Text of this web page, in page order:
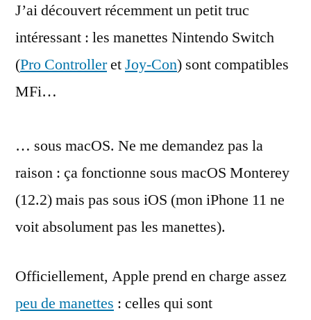
Nintendo
compatibles
MFi
J’ai découvert récemment un petit truc
intéressant : les manettes Nintendo Switch
(Pro ControlleretJoy-Con) sont compatibles
MFi…
… sous macOS. Ne me demandez pas la
raison : ça fonctionne sous macOS Monterey
(12.2) mais pas sous iOS (mon iPhone 11 ne
voit absolument pas les manettes).
Officiellement, Apple prend en charge assez
peu de manettes : celles qui sont